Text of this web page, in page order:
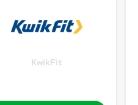
KwikFit